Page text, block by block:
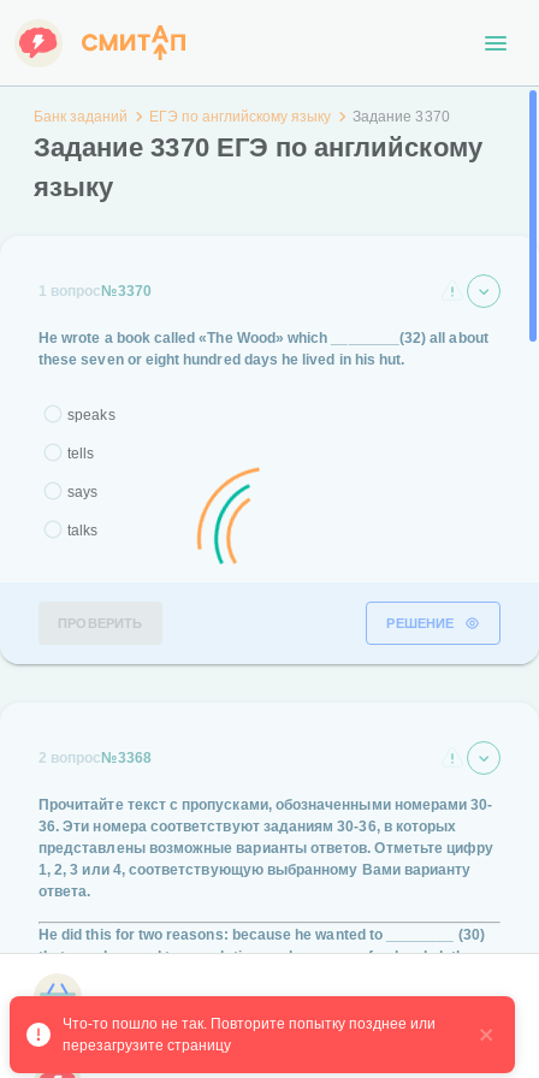
Банк заданий ЕГЭ по английскому языку Задание 3370
Задание 3370 ЕГЭ по английскому
языку
1 вопрос №3370
He wrote a book called «The Wood» which ________(32) all about
these seven or eight hundred days he lived in his hut.
speaks
tells
says
talks
ПРОВЕРИТЬ РЕШЕНИЕ
2 вопрос №3368
Прочитайте текст с пропусками, обозначенными номерами30-
36. Эти номера соответствуют заданиям30-36, в которых
представлены возможные варианты ответов. Отметьте цифру
1, 2, 3 или 4, соответствующую выбранному Вами варианту
ответа.
He did this for two reasons: because he wanted to
________ (30)
that people spend too much time and money on food and clothes
and because he wanted a perfectly quiet chance to write more
books.
Что-то пошло не так. Повторите попытку позднее или
перезагрузите страницу